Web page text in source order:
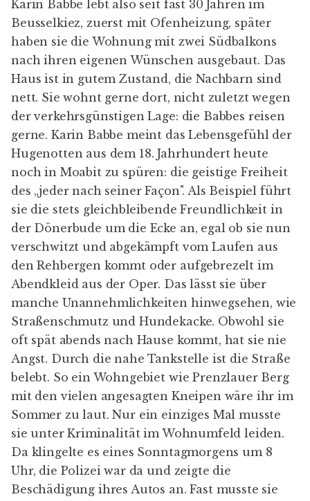
Karin Babbe lebt also seit fast 30 Jahren im
Beusselkiez, zuerst mit Ofenheizung, später
haben sie die Wohnung mit zwei Südbalkons
nach ihren eigenen Wünschen ausgebaut. Das
Haus ist in gutem Zustand, die Nachbarn sind
nett. Sie wohnt gerne dort, nicht zuletzt wegen
der verkehrsgünstigen Lage: die Babbes reisen
gerne. Karin Babbe meint das Lebensgefühl der
Hugenotten aus dem 18. Jahrhundert heute
noch in Moabit zu spüren: die geistige Freiheit
des „jeder nach seiner Façon". Als Beispiel führt
sie die stets gleichbleibende Freundlichkeit in
der Dönerbude um die Ecke an, egal ob sie nun
verschwitzt und abgekämpft vom Laufen aus
den Rehbergen kommt oder aufgebrezelt im
Abendkleid aus der Oper. Das lässt sie über
manche Unannehmlichkeiten hinwegsehen, wie
Straßenschmutz und Hundekacke. Obwohl sie
oft spät abends nach Hause kommt, hat sie nie
Angst. Durch die nahe Tankstelle ist die Straße
belebt. So ein Wohngebiet wie Prenzlauer Berg
mit den vielen angesagten Kneipen wäre ihr im
Sommer zu laut. Nur ein einziges Mal musste
sie unter Kriminalität im Wohnumfeld leiden.
Da klingelte es eines Sonntagmorgens um 8
Uhr, die Polizei war da und zeigte die
Beschädigung ihres Autos an. Fast musste sie